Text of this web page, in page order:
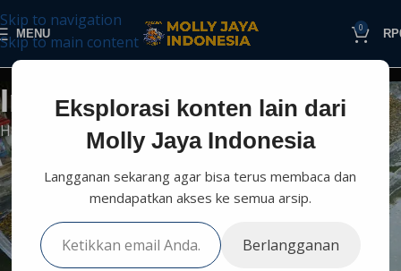
Skip to navigation
Skip to main content
MENU 0 RP
Informasi Perikanan
Home Budidaya Informasi Lain
INFORMASI LAIN
Cupang Halfmoon Rosetail:
Karakteristik, Keindahan, dan
Cara Merawatnya
Eksplorasi konten lain dari
Molly Jaya Indonesia
Langganan sekarang agar bisa terus membaca dan
mendapatkan akses ke semua arsip.
Berlangganan